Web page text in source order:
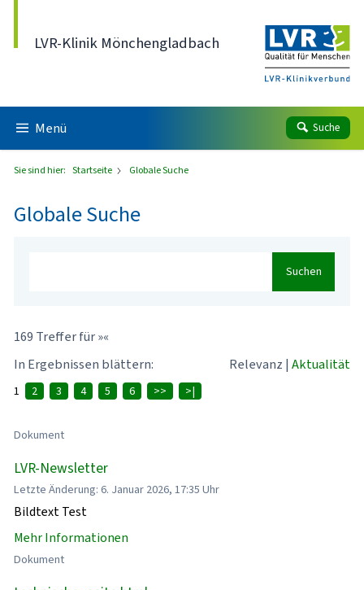
LVR-Klinik Mönchengladbach
Menü Suche
Sie sind hier: Startseite Globale Suche
Globale Suche
Suchen
169 Treffer für »«
In Ergebnissen blättern:
Relevanz | Aktualität
1 2 3 4 5 6 >> >|
Dokument
LVR-Newsletter
Letzte Änderung: 6. Januar 2026, 17:35 Uhr
Bildtext Test
Mehr Informationen
Dokument